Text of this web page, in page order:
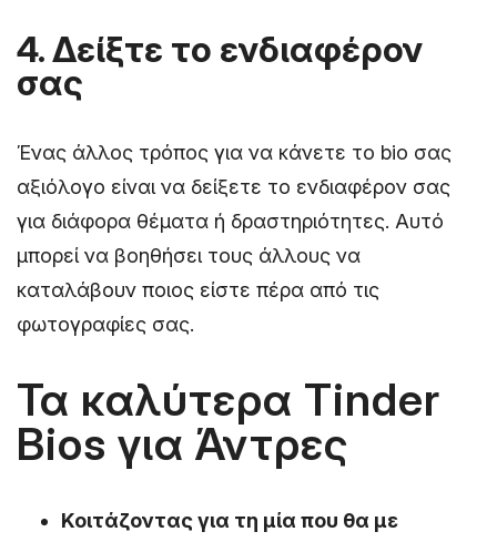
4. Δείξτε το ενδιαφέρον
σας
Ένας άλλος τρόπος για να κάνετε το bio σας
αξιόλογο είναι να δείξετε το ενδιαφέρον σας
για διάφορα θέματα ή δραστηριότητες. Αυτό
μπορεί να βοηθήσει τους άλλους να
καταλάβουν ποιος είστε πέρα από τις
φωτογραφίες σας.
Τα καλύτερα Tinder
Bios για Άντρες
Κοιτάζοντας για τη μία που θα με